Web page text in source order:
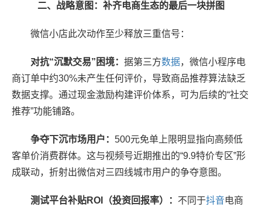
二、战略意图：补齐电商生态的最后一块拼图
微信小店此次动作至少释放三重信号：
对抗“沉默交易”困境： 据第三方数据，微信小程序电
商订单中约30%未产生任何评价，导致商品推荐算法缺乏
数据支撑。通过现金激励构建评价体系，可为后续的“社交
推荐”功能铺路。
争夺下沉市场用户： 500元免单上限明显指向高频低
客单价消费群体。这与视频号近期推出的“9.9特价专区”形
成联动，折射出微信对三四线城市用户的争夺意图。
测试平台补贴ROI（投资回报率）： 不同于抖音电商